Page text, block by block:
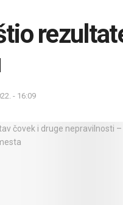
- 16:09